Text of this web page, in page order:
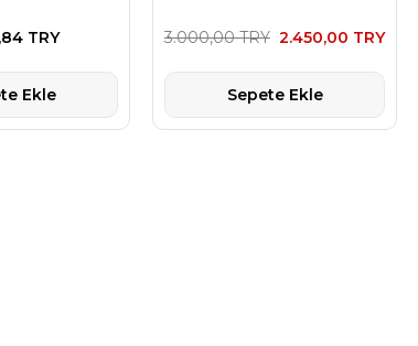
TRY
Ekle
2.450,00 TRY
3.000,00 TRY
Sepete Ekle